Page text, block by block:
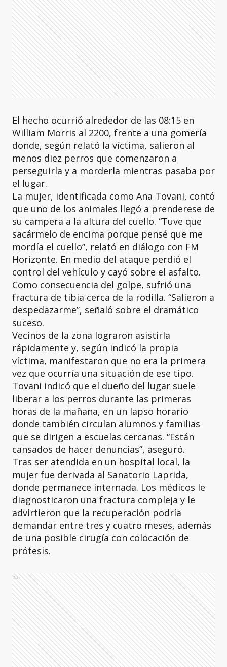
El hecho ocurrió alrededor de las 08:15 en
William Morris al 2200, frente a una gomería
donde, según relató la víctima, salieron al
menos diez perros que comenzaron a
perseguirla y a morderla mientras pasaba por
el lugar.
La mujer, identificada como Ana Tovani, contó
que uno de los animales llegó a prenderese de
su campera a la altura del cuello. “Tuve que
sacármelo de encima porque pensé que me
mordía el cuello”, relató en diálogo con FM
Horizonte. En medio del ataque perdió el
control del vehículo y cayó sobre el asfalto.
Como consecuencia del golpe, sufrió una
fractura de tibia cerca de la rodilla. “Salieron a
despedazarme”, señaló sobre el dramático
suceso.
Vecinos de la zona lograron asistirla
rápidamente y, según indicó la propia
víctima, manifestaron que no era la primera
vez que ocurría una situación de ese tipo.
Tovani indicó que el dueño del lugar suele
liberar a los perros durante las primeras
horas de la mañana, en un lapso horario
donde también circulan alumnos y familias
que se dirigen a escuelas cercanas. “Están
cansados de hacer denuncias”, aseguró.
Tras ser atendida en un hospital local, la
mujer fue derivada al Sanatorio Laprida,
donde permanece internada. Los médicos le
diagnosticaron una fractura compleja y le
advirtieron que la recuperación podría
demandar entre tres y cuatro meses, además
de una posible cirugía con colocación de
prótesis.
Ads